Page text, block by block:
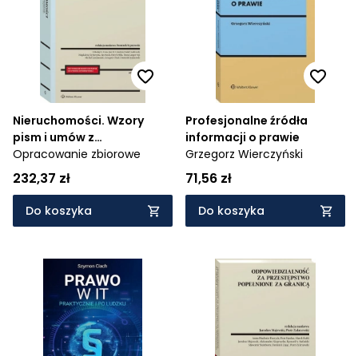
Nieruchomości. Wzory
pism i umów z
komentarzem
Opracowanie zbiorowe
232,37 zł
Do koszyka
Profesjonalne źródła
informacji o prawie
Grzegorz Wierczyński
71,56 zł
Do koszyka